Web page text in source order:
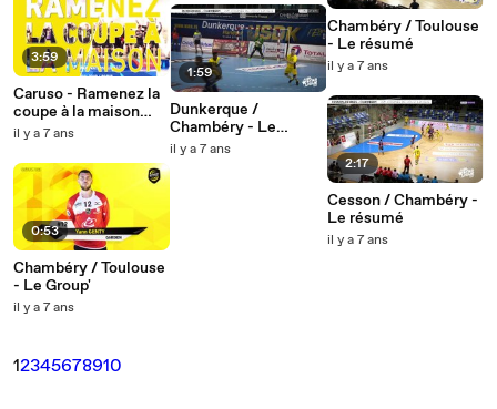
3:59
Caruso - Ramenez la
coupe à la maison
(Version
il y a 7 ans
0:53
Chambéry / Toulouse
- Le Group'
il y a 7 ans
1:59
Dunkerque /
Chambéry - Le
résumé
il y a 7 ans
Chambéry / Toulouse
- Le résumé
il y a 7 ans
2:17
Cesson / Chambéry -
Le résumé
il y a 7 ans
12345678910